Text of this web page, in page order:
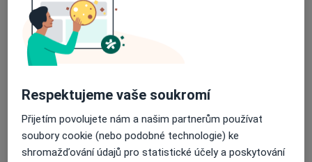
63 názorů
Recenze pacientů jsou pro nás důležité.
Specialisté nemají možnost zaplatit za
odstranění nebo změnu recenze pacienta.
Další informace. Další informace o názorech
Respektujeme vaše soukromí
Přijetím povolujete nám a našim partnerům používat
soubory cookie (nebo podobné technologie) ke
shromažďování údajů pro statistické účely a poskytování